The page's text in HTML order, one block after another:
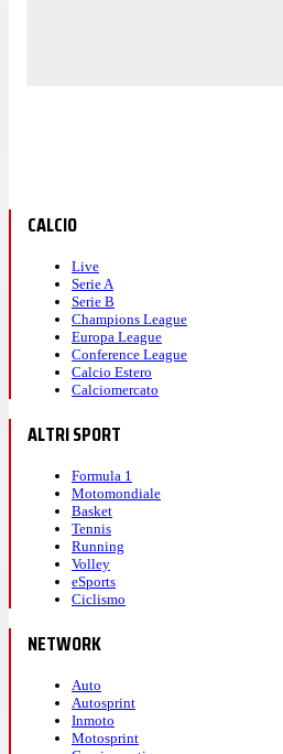
CALCIO
Live
Serie A
Serie B
Champions League
Europa League
Conference League
Calcio Estero
Calciomercato
ALTRI SPORT
Formula 1
Motomondiale
Basket
Tennis
Running
Volley
eSports
Ciclismo
NETWORK
Auto
Autosprint
Inmoto
Motosprint